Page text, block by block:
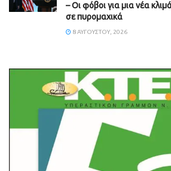
– Οι φόβοι για μια νέα
σε πυρομαχικά
8 ΑΥΓΟΎΣΤΟΥ, 2026